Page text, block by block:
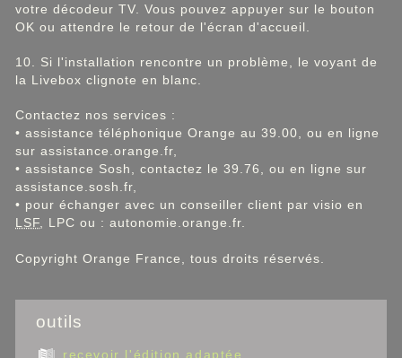
votre décodeur TV. Vous pouvez appuyer sur le bouton
OK ou attendre le retour de l'écran d'accueil.
10. Si l'installation rencontre un problème, le voyant de
la Livebox clignote en blanc.
Contactez nos services :
• assistance téléphonique Orange au 39.00, ou en ligne
sur assistance.orange.fr,
• assistance Sosh, contactez le 39.76, ou en ligne sur
assistance.sosh.fr,
• pour échanger avec un conseiller client par visio en
LSF , LPC ou : autonomie.orange.fr.
Copyright Orange France, tous droits réservés.
outils
recevoir l'édition adaptée